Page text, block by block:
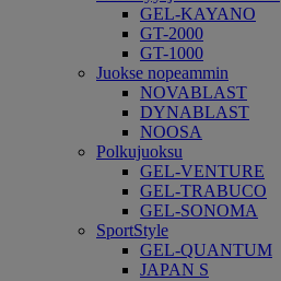
GEL-KAYANO
GT-2000
GT-1000
Juokse nopeammin
NOVABLAST
DYNABLAST
NOOSA
Polkujuoksu
GEL-VENTURE
GEL-TRABUCO
GEL-SONOMA
SportStyle
GEL-QUANTUM
JAPAN S